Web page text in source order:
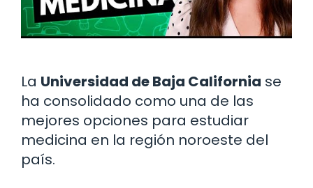
La Universidad de Baja California se
ha consolidado como una de las
mejores opciones para estudiar
medicina en la región noroeste del
país.